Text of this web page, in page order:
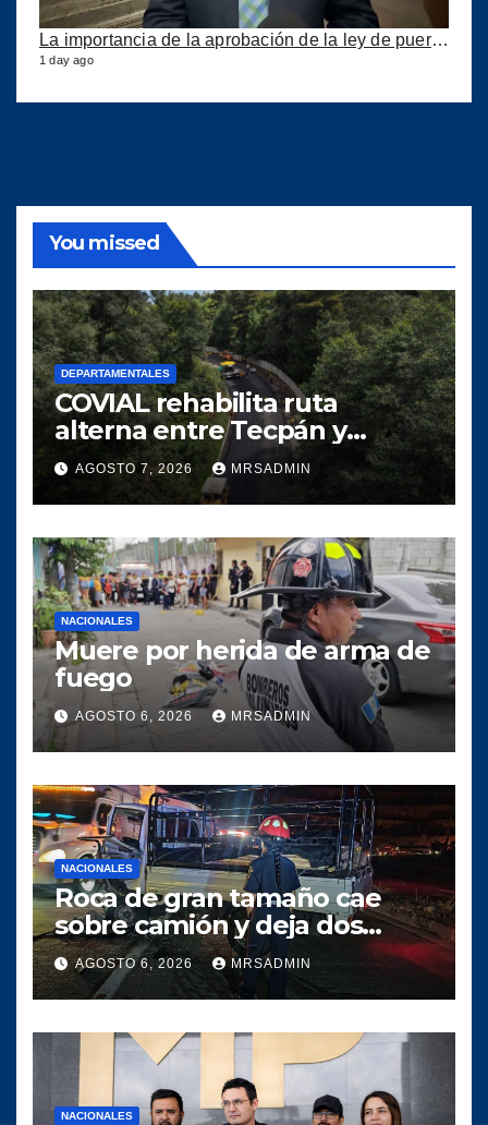
La importancia de la aprobación de la ley de puertos
1 day ago
You missed
DEPARTAMENTALES
COVIAL rehabilita ruta
alterna entre Tecpán y
Quiché para optimizar la
circulación vial
AGOSTO 7, 2026 MRSADMIN
NACIONALES
Muere por herida de arma de
fuego
AGOSTO 6, 2026 MRSADMIN
NACIONALES
Roca de gran tamaño cae
sobre camión y deja dos
heridos en ruta al Atlántico
AGOSTO 6, 2026 MRSADMIN
NACIONALES